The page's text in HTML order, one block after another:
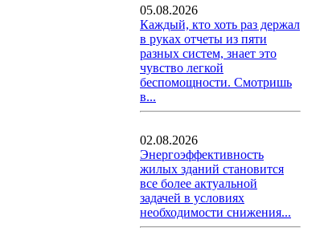
05.08.2026
Каждый, кто хоть раз держал
в руках отчеты из пяти
разных систем, знает это
чувство легкой
беспомощности. Смотришь
в...
02.08.2026
Энергоэффективность
жилых зданий становится
все более актуальной
задачей в условиях
необходимости снижения...